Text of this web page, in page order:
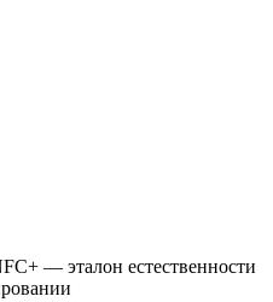
— эталон естественности